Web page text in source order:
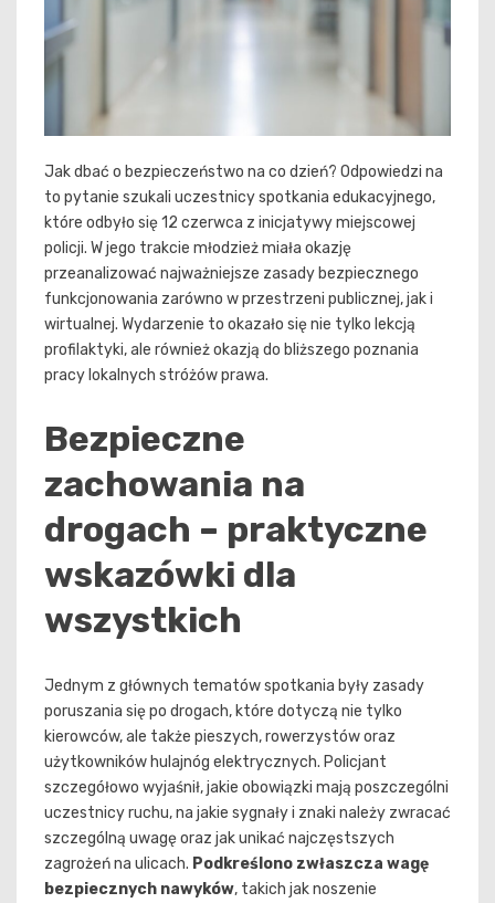
Jak dbać o bezpieczeństwo na co dzień? Odpowiedzi na
to pytanie szukali uczestnicy spotkania edukacyjnego,
które odbyło się 12 czerwca z inicjatywy miejscowej
policji. W jego trakcie młodzież miała okazję
przeanalizować najważniejsze zasady bezpiecznego
funkcjonowania zarówno w przestrzeni publicznej, jak i
wirtualnej. Wydarzenie to okazało się nie tylko lekcją
profilaktyki, ale również okazją do bliższego poznania
pracy lokalnych stróżów prawa.
Bezpieczne
zachowania na
drogach – praktyczne
wskazówki dla
wszystkich
Jednym z głównych tematów spotkania były zasady
poruszania się po drogach, które dotyczą nie tylko
kierowców, ale także pieszych, rowerzystów oraz
użytkowników hulajnóg elektrycznych. Policjant
szczegółowo wyjaśnił, jakie obowiązki mają poszczególni
uczestnicy ruchu, na jakie sygnały i znaki należy zwracać
szczególną uwagę oraz jak unikać najczęstszych
zagrożeń na ulicach. Podkreślono zwłaszcza wagę
bezpiecznych nawyków, takich jak noszenie